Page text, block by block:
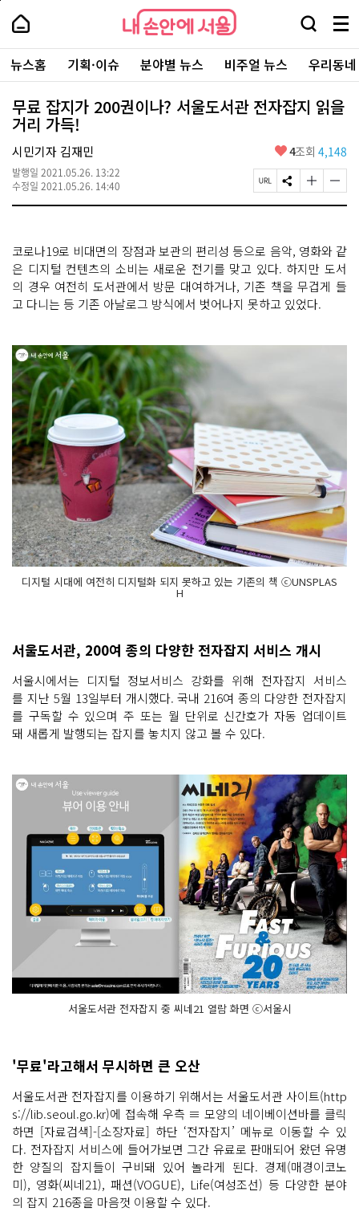
본
로
가
내
손
안
에
서
울
-
서
울
시
대
표
소
통
포
내
손
에
울
검
창
열
기
메
뉴
전
체
보
기
주
요
서
뉴스홈 기획·이슈 분야별 뉴스 비주얼 뉴스 우리동
무료 잡지가 200권이나? 서울도서관 전자잡지 읽을
거리 가득!
시민기자 김재민
발행일 2021.05.26. 13:22
수정일 2021.05.26. 14:40
좋
요
4조회 4,148
페
이
L
복
사
S
N
유
하
기
글
자
크
게
변
경
하
기
글
자
작
게
변
경
하
코로나19로 비대면의 장점과 보관의 편리성 등으로 음악, 영화와 같
은 디지털 컨텐츠의 소비는 새로운 전기를 맞고 있다. 하지만 도서
의 경우 여전히 도서관에서 방문 대여하거나, 기존 책을 무겁게 들
고 다니는 등 기존 아날로그 방식에서 벗어나지 못하고 있었다.
디지털 시대에 여전히 디지털화 되지 못하고 있는 기존의 책 ⓒUNSPLAS
H
서울도서관, 200여 종의 다양한 전자잡지 서비스 개시
서울시에서는 디지털 정보서비스 강화를 위해 전자잡지 서비스
를 지난 5월 13일부터 개시했다. 국내 216여 종의 다양한 전자잡지
를 구독할 수 있으며 주 또는 월 단위로 신간호가 자동 업데이트
돼 새롭게 발행되는 잡지를 놓치지 않고 볼 수 있다.
서울도서관 전자잡지 중 씨네21 열람 화면 ⓒ서울시
'무료'라고해서 무시하면 큰 오산
서울도서관 전자잡지를 이용하기 위해서는 서울도서관 사이트(http
s://lib.seoul.go.kr)에 접속해 우측 ≡ 모양의 네이베이션바를 클릭
하면 [자료검색]-[소장자료] 하단 ‘전자잡지’ 메뉴로 이동할 수 있
다. 전자잡지 서비스에 들어가보면 그간 유료로 판매되어 왔던 유명
한 양질의 잡지들이 구비돼 있어 놀라게 된다. 경제(매경이코노
미), 영화(씨네21), 패션(VOGUE), Life(여성조선) 등 다양한 분야
의 잡지 216종을 마음껏 이용할 수 있다.
페
상
단
로